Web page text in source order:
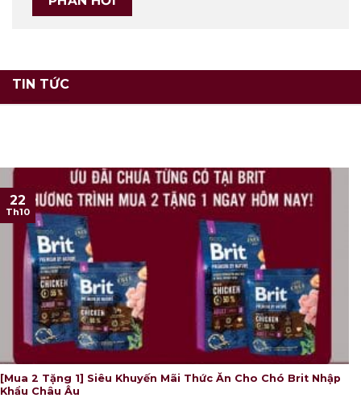
TIN TỨC
[Mua 2 Tặng 1] Siêu Khuyến Mãi Thức Ăn Cho Chó Brit Nhập
Khẩu Châu Âu
22
Th10